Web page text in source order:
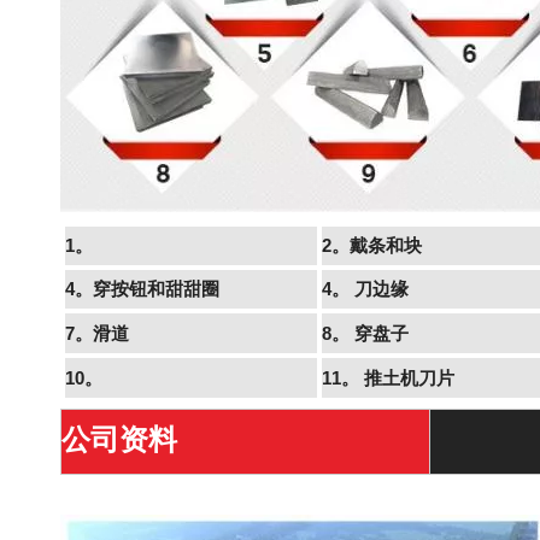
1。 2。戴条和块
4。穿按钮和甜甜圈 4。 刀边缘
7。滑道 8。 穿盘子
10。 11。 推土机刀片
公司资料